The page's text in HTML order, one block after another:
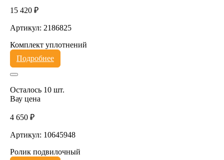
15 420 ₽
Артикул: 2186825
Комплект уплотнений
Подробнее
Осталось 10 шт.
Вау цена
4 650 ₽
Артикул: 10645948
Ролик подвилочный